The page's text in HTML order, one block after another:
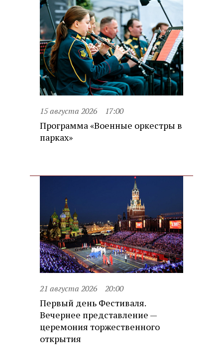
15 августа 2026 17:00
Программа «Военные оркестры в
парках»
21 августа 2026 20:00
Первый день Фестиваля.
Вечернее представление —
церемония торжественного
открытия